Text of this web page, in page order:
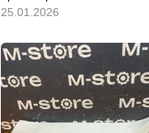
25.01.2026